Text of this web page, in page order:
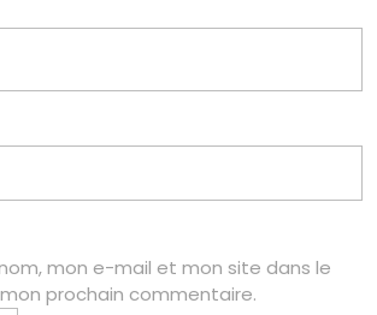
mon e-mail et mon site dans le
prochain commentaire.